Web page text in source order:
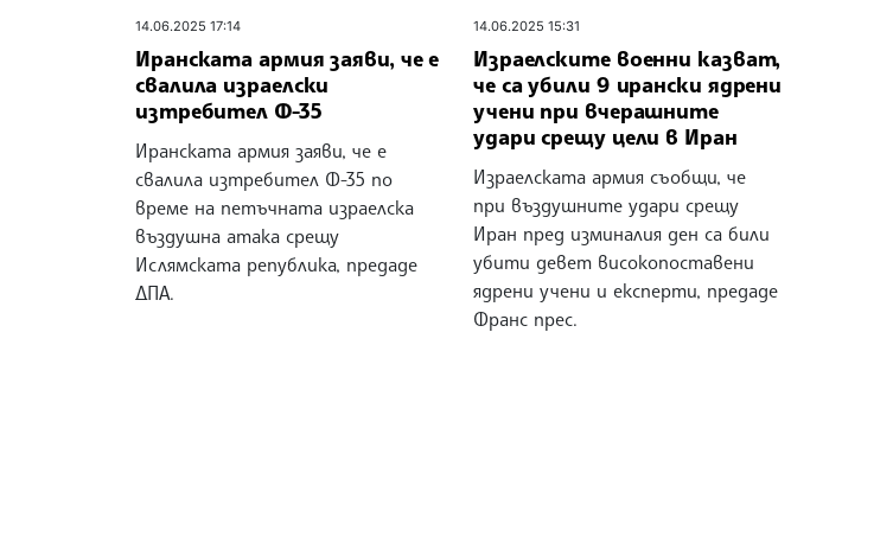
14.06.2025 17:14
Иранската армия заяви, че е
свалила израелски
изтребител Ф-35
Иранската армия заяви, че е
свалила изтребител Ф-35 по
време на петъчната израелска
въздушна атака срещу
Ислямската република, предаде
ДПА.
14.06.2025 15:31
Израелските военни казват,
че са убили 9 ирански ядрени
учени при вчерашните
удари срещу цели в Иран
Израелската армия съобщи, че
при въздушните удари срещу
Иран пред изминалия ден са били
убити девет високопоставени
ядрени учени и експерти, предаде
Франс прес.